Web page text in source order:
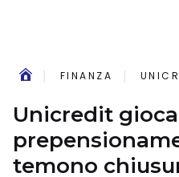
FINANZA
Unicredit
temono